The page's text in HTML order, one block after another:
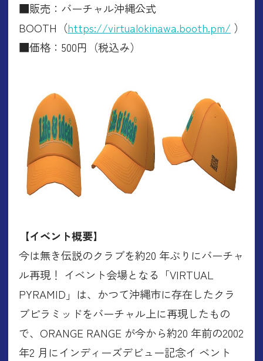
■販売：バーチャル沖縄公式
BOOTH（https://virtualokinawa.booth.pm/ ）
■価格：500円（税込み）
【イベント概要】
今は無き伝説のクラブを約20 年ぶりにバーチャ
ル再現！ イベント会場となる「VIRTUAL
PYRAMID」は、かつて沖縄市に存在したクラ
ブピラミッドをバーチャル上に再現したもの
で、ORANGE RANGE が今から約20 年前の2002
年2 月にインディーズデビュー記念イ ベント